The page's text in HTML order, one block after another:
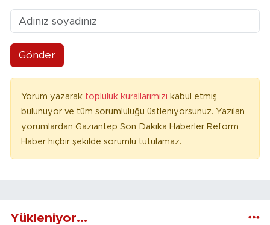
Gönder
Yorum yazarak topluluk kurallarımızı kabul etmiş
bulunuyor ve tüm sorumluluğu üstleniyorsunuz. Yazılan
yorumlardan Gaziantep Son Dakika Haberler Reform
Haber hiçbir şekilde sorumlu tutulamaz.
Yükleniyor...